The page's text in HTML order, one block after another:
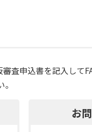
査申込書を記入して
お